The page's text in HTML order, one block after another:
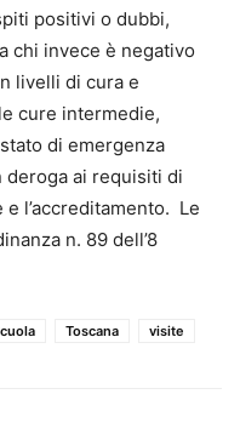
positivi o dubbi,
chi invece è negativo
livelli di cura e
cure intermedie,
di emergenza
deroga ai requisiti di
l’accreditamento. Le
n. 89 dell’8
Toscana visite